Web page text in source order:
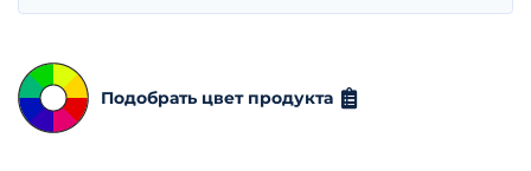
Подобрать цвет продукта